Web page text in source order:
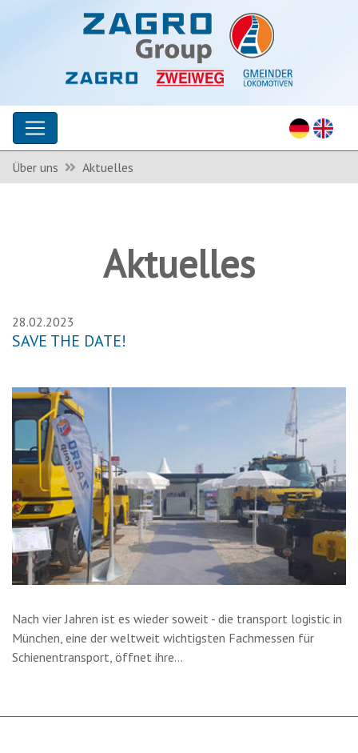
Über uns Aktuelles
Aktuelles
28.02.2023
SAVE THE DATE!
Nach vier Jahren ist es wieder soweit - die transport logistic in
München , eine der weltweit wichtigsten Fachmessen für
Schienentransport, öffnet ihre…